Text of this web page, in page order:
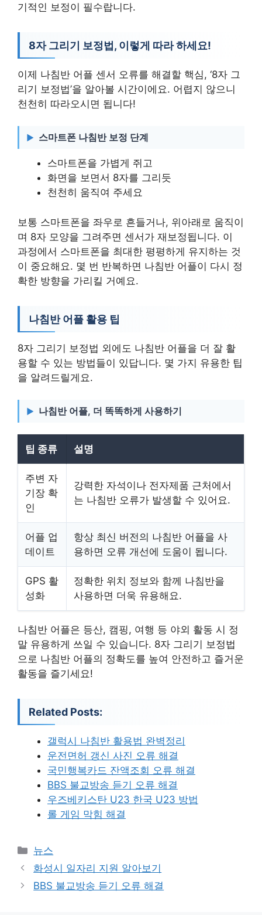
기적인 보정이 필수랍니다.
8자 그리기 보정법, 이렇게 따라 하세요!
이제 나침반 어플 센서 오류를 해결할 핵심, ‘8자 그
리기 보정법’을 알아볼 시간이에요. 어렵지 않으니
천천히 따라오시면 됩니다!
스마트폰 나침반 보정 단계
스마트폰을 가볍게 쥐고
화면을 보면서 8자를 그리듯
천천히 움직여 주세요
보통 스마트폰을 좌우로 흔들거나, 위아래로 움직이
며 8자 모양을 그려주면 센서가 재보정됩니다. 이
과정에서 스마트폰을 최대한 평평하게 유지하는 것
이 중요해요. 몇 번 반복하면 나침반 어플이 다시 정
확한 방향을 가리킬 거예요.
나침반 어플 활용 팁
8자 그리기 보정법 외에도 나침반 어플을 더 잘 활
용할 수 있는 방법들이 있답니다. 몇 가지 유용한 팁
을 알려드릴게요.
나침반 어플, 더 똑똑하게 사용하기
팁 종류 설명
주변 자
기장 확
인
강력한 자석이나 전자제품 근처에서
는 나침반 오류가 발생할 수 있어요.
어플 업
데이트
항상 최신 버전의 나침반 어플을 사
용하면 오류 개선에 도움이 됩니다.
GPS 활
성화
정확한 위치 정보와 함께 나침반을
사용하면 더욱 유용해요.
나침반 어플은 등산, 캠핑, 여행 등 야외 활동 시 정
말 유용하게 쓰일 수 있습니다. 8자 그리기 보정법
으로 나침반 어플의 정확도를 높여 안전하고 즐거운
활동을 즐기세요!
Related Posts:
갤럭시 나침반 활용법 완벽정리
운전면허 갱신 사진 오류 해결
국민행복카드 잔액조회 오류 해결
BBS 불교방송 듣기 오류 해결
우즈베키스탄 U23 한국 U23 방법
롤 게임 막힘 해결
카
테
리
뉴스
화성시 일자리 지원 알아보기
BBS 불교방송 듣기 오류 해결